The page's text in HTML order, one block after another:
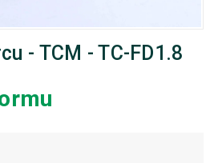
- TCM - TC-FD1.8